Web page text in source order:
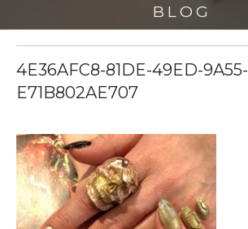
BLOG
4E36AFC8-81DE-49ED-9A55-
E71B802AE707